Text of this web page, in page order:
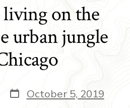
on the
urban jungle
October 5, 2019